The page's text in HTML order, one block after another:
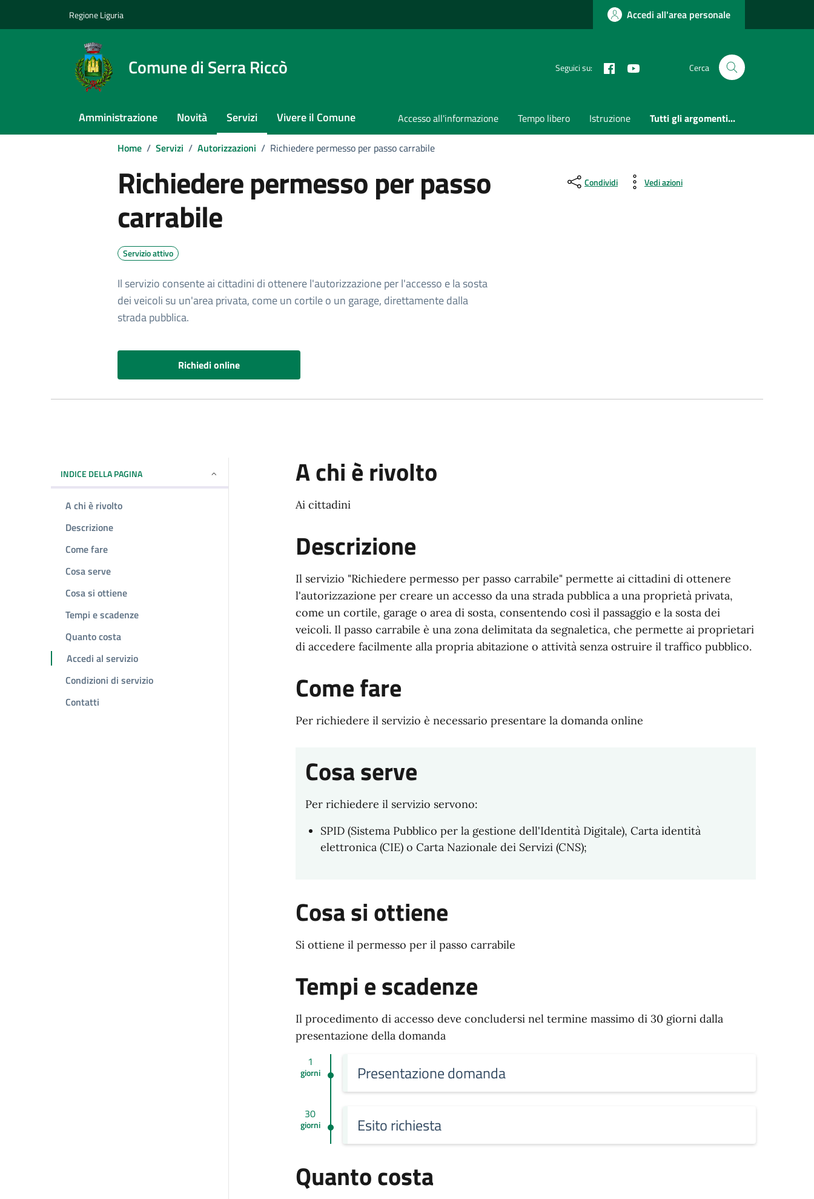
Regione Liguria Accedi all'area personale
Comune di Serra Riccò Seguici su: Facebook Cerca
Amministrazione Novità Servizi Vivere il Comune Accesso all'informazione Tempo libero Istruzione Tutti gli argomenti...
Home / Servizi / Autorizzazioni / Richiedere permesso per passo carrabile
Richiedere permesso per passo
carrabile
Servizio attivo
Il servizio consente ai cittadini di ottenere l'autorizzazione per l'accesso e la sosta
dei veicoli su un'area privata, come un cortile o un garage, direttamente dalla
strada pubblica.
Richiedi online
Condividi Vedi azioni
INDICE DELLA PAGINA
A chi è rivolto
Descrizione
Come fare
Cosa serve
Cosa si ottiene
Tempi e scadenze
Quanto costa
Accedi al servizio
Condizioni di servizio
Contatti
A chi è rivolto
Ai cittadini
Descrizione
Il servizio "Richiedere permesso per passo carrabile" permette ai cittadini di ottenere
l'autorizzazione per creare un accesso da una strada pubblica a una proprietà privata,
come un cortile, garage o area di sosta, consentendo così il passaggio e la sosta dei
veicoli. Il passo carrabile è una zona delimitata da segnaletica, che permette ai proprietari
di accedere facilmente alla propria abitazione o attività senza ostruire il traffico pubblico.
Come fare
Per richiedere il servizio è necessario presentare la domanda online
Cosa serve
Per richiedere il servizio servono:
SPID (Sistema Pubblico per la gestione dell'Identità Digitale), Carta identità
elettronica (CIE) o Carta Nazionale dei Servizi (CNS);
Cosa si ottiene
Si ottiene il permesso per il passo carrabile
Tempi e scadenze
Il procedimento di accesso deve concludersi nel termine massimo di 30 giorni dalla
presentazione della domanda
1
giorni Presentazione domanda
30
giorni Esito richiesta
Quanto costa